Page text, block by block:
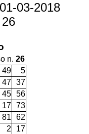
03-2018
n. 26
49
5
47 37
45 56
17 73
81
62
2
17